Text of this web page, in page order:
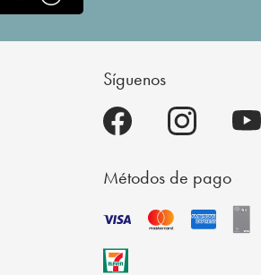
Síguenos
Métodos de pago